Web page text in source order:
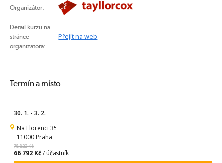
Organizátor:
Detail kurzu na
stránce
organizatora:
Přejít na web
Termín a místo
30. 1. - 3. 2.
Na Florenci 35
11000 Praha
78 823 Kč
66 792 Kč/ účastník